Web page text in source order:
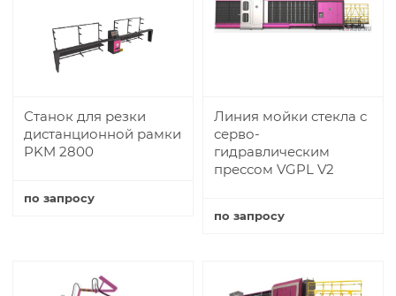
Станок для резки
дистанционной рамки
PKM 2800
по запросу
Линия мойки стекла с
серво-
гидравлическим
прессом VGPL V2
по запросу